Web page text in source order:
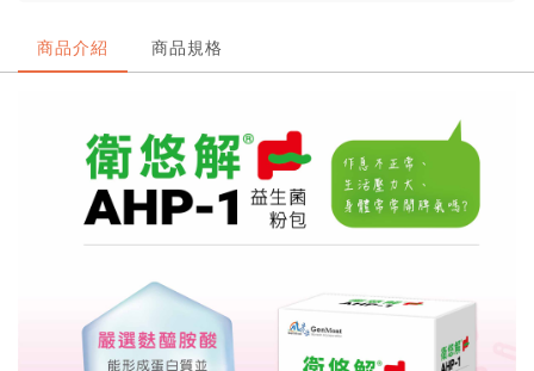
[裸肌]南非可可 益生菌乳清單包
商品介紹 商品規格